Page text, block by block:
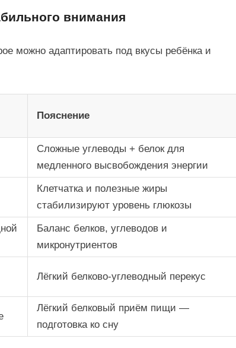
внимания
можно адаптировать под вкусы ребёнка и
Пояснение
Сложные углеводы + белок для
медленного высвобождения энергии
Клетчатка и полезные жиры
стабилизируют уровень глюкозы
Баланс белков, углеводов и
микронутриентов
Лёгкий белково-углеводный перекус
Лёгкий белковый приём пищи —
подготовка ко сну